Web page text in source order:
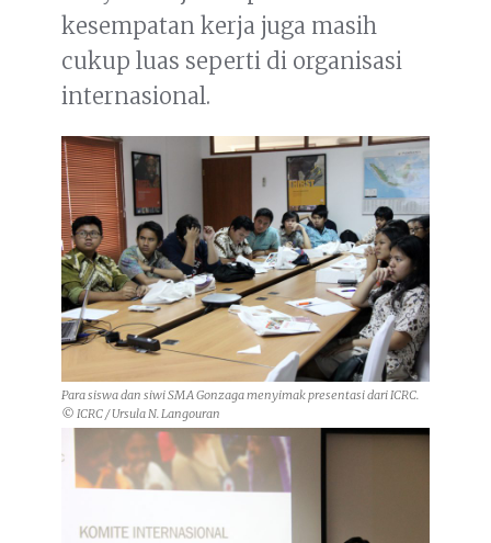
kesempatan kerja juga masih
cukup luas seperti di organisasi
internasional.
Para siswa dan siwi SMA Gonzaga menyimak presentasi dari ICRC.
© ICRC / Ursula N. Langouran